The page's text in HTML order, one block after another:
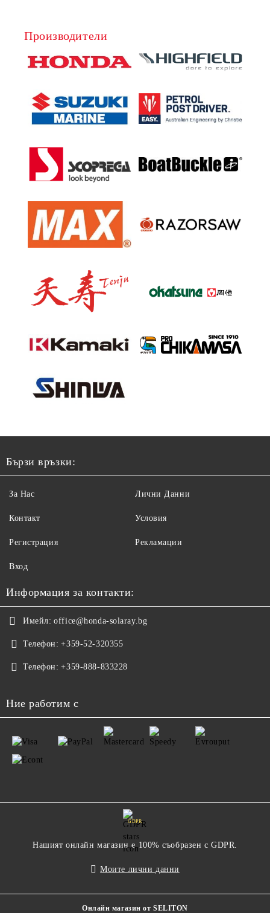
Производители
Бързи връзки:
За Нас
Контакт
Регистрация
Вход
Лични Данни
Условия
Рекламации
Информация за контакти:
Имейл: office@honda-solaray.bg
Телефон: +359-52-320355
Телефон: +359-888-833228
Ние работим с
GDPR
Нашият онлайн магазин е 100% съобразен с GDPR.
Моите лични данни
Онлайн магазин от SELITON